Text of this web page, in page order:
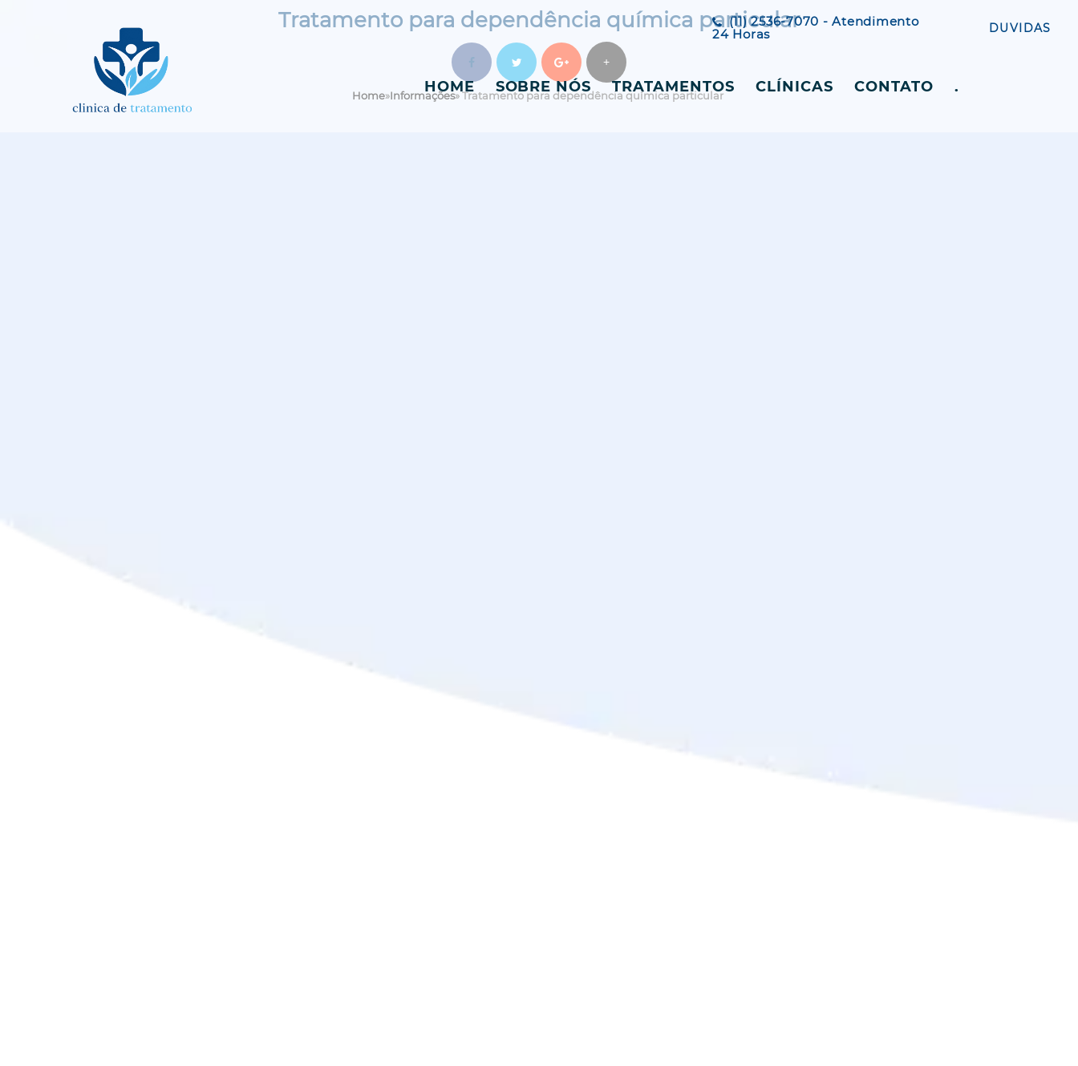
(11) 2536-7070 - Atendimento
24 Horas
DUVIDAS
HOME SOBRE NÓS TRATAMENTOS CLÍNICAS CONTATO .
Tratamento para dependência química particular
+
Home»Informações» Tratamento para dependência química particular